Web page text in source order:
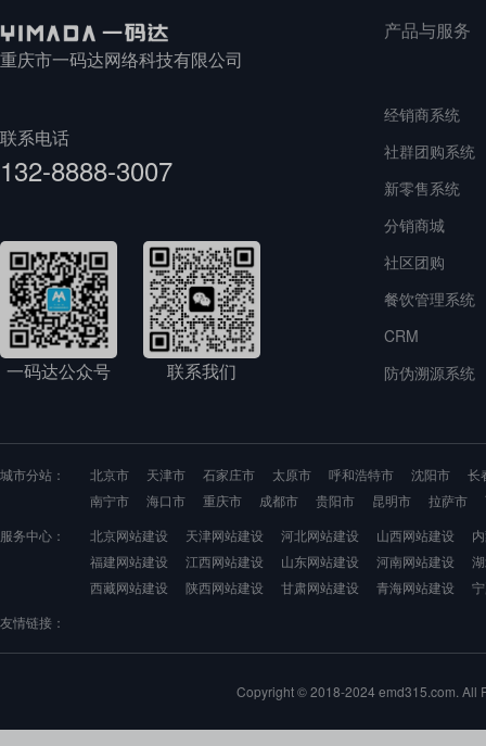
重庆市一码达网络科技有限公司
联系电话
132-8888-3007
一码达公众号 联系我们
产品与服务
经销商系统
社群团购系统
新零售系统
分销商城
社区团购
餐饮管理系统
CRM
防伪溯源系统
城市分站： 北京市 天津市 石家庄市 太原市 呼和浩特市 沈阳市
长
南宁市
海口市 重庆市 成都市 贵阳市 昆明市 拉萨市
服务中心：
北京网站建设 天津网站建设 河北网站建设 山西网站建设
福建网站建设
江西网站建设 山东网站建设 河南网站建设
西藏网站建设
陕西网站建设 甘肃网站建设 青海网站建设
友情链接：
Copyright © 2018-2024 emd315.com. All